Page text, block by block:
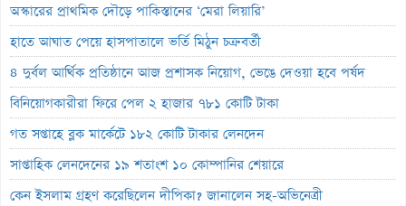
অস্কারের প্রাথমিক দৌড়ে পাকিস্তানের ‘মেরা লিয়ারি’
হাতে আঘাত পেয়ে হাসপাতালে ভর্তি মিঠুন চক্রবর্তী
৪ দুর্বল আর্থিক প্রতিষ্ঠানে আজ প্রশাসক নিয়োগ, ভেঙে দেওয়া হবে পর্ষদ
বিনিয়োগকারীরা ফিরে পেল ২ হাজার ৭৮১ কোটি টাকা
গত সপ্তাহে ব্লক মার্কেটে ১৮২ কোটি টাকার লেনদেন
সাপ্তাহিক লেনদেনের ১৯ শতাংশ ১০ কোম্পানির শেয়ারে
কেন ইসলাম গ্রহণ করেছিলেন দীপিকা? জানালেন সহ-অভিনেত্রী